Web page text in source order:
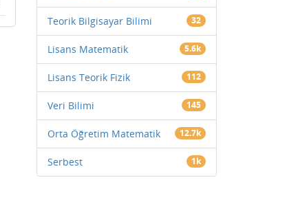
Teorik Bilgisayar Bilimi 32
Lisans Matematik 5.6k
Lisans Teorik Fizik 112
Veri Bilimi 145
Orta Öğretim Matematik 12.7k
Serbest 1k